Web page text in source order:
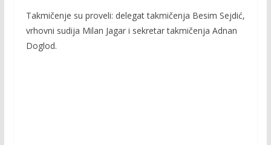
Takmičenje su proveli: delegat takmičenja Besim Sejdić,
vrhovni sudija Milan Jagar i sekretar takmičenja Adnan
Doglod.